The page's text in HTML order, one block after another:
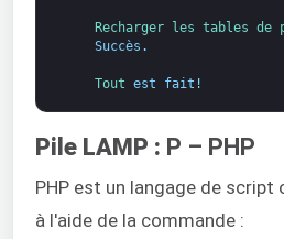
Recharger les tables de
Succès .
Tout est fait !
Pile LAMP : P – PHP
PHP est un langage de
à l'aide de la commande :